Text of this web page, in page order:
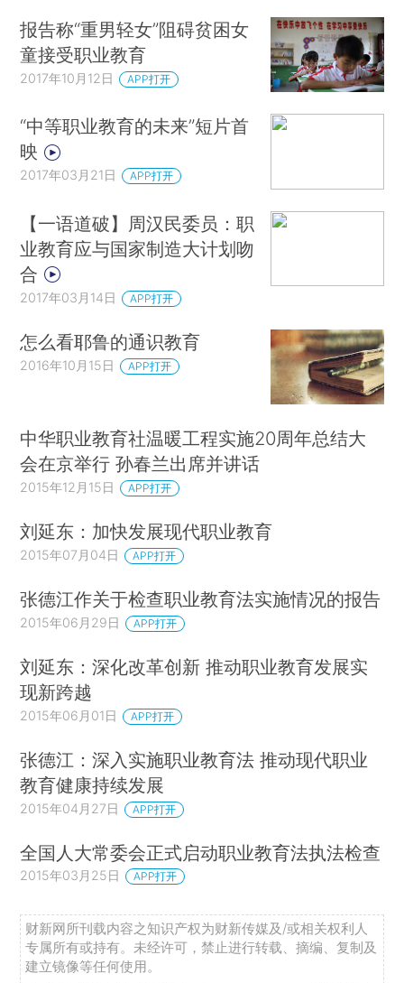
报告称“重男轻女”阻碍贫困女
童接受职业教育
2017年10月12日 APP打开
“中等职业教育的未来”短片首
映
2017年03月21日 APP打开
【一语道破】周汉民委员：职
业教育应与国家制造大计划吻
合
2017年03月14日 APP打开
怎么看耶鲁的通识教育
2016年10月15日 APP打开
中华职业教育社温暖工程实施20周年总结大
会在京举行 孙春兰出席并讲话
2015年12月15日 APP打开
刘延东：加快发展现代职业教育
2015年07月04日 APP打开
张德江作关于检查职业教育法实施情况的报告
2015年06月29日 APP打开
刘延东：深化改革创新 推动职业教育发展实
现新跨越
2015年06月01日 APP打开
张德江：深入实施职业教育法 推动现代职业
教育健康持续发展
2015年04月27日 APP打开
全国人大常委会正式启动职业教育法执法检查
2015年03月25日 APP打开
财新网所刊载内容之知识产权为财新传媒及/或相关权利人
专属所有或持有。未经许可，禁止进行转载、摘编、复制及
建立镜像等任何使用。